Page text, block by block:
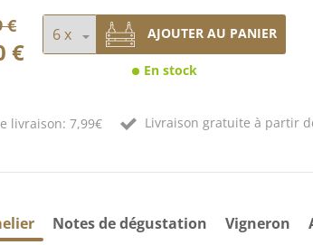
€
€
AJOUTER AU PANIER
En stock
livraison: 7,99€ Livraison gratuite à partir
Notes de dégustation Vigneron